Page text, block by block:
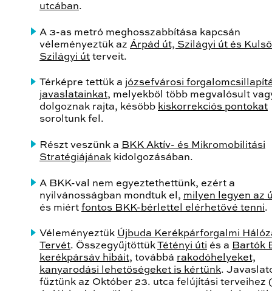
utcában.
A 3-as metró meghosszabbítása kapcsán
véleményeztük az Árpád út, Szilágyi út és Kulső
Szilágyi út terveit.
Térképre tettük a józsefvárosi
javaslatainkat, melyekből több megvalósult
dolgoznak rajta, később kiskorrekciós pontokat
soroltunk fel.
Részt veszünk a BKK Aktív- és Mikromobilitási
Stratégiájának kidolgozásában.
A BKK-val nem egyeztethettünk, ezért a
nyilvánosságban mondtuk el, milyen legyen az
és miért fontos BKK-bérlettel elérhetővé tenni.
Véleményeztük Újbuda Kerékpárforgalmi
Tervét. ÖsszegyűjtöttükTétényi úti és a Bartók
kerékpársáv hibáit, továbbá rakodóhelyeket,
kanyarodási lehetőségeket is kértünk.
fűztünk az Október 23. utca felújítási terveihez (